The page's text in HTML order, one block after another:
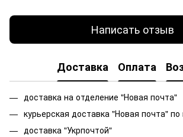
Написать отзыв
Доставка Оплата
доставка на отделение "Новая почта"
курьерская доставка "Новая почта"
доставка "Укрпочтой"